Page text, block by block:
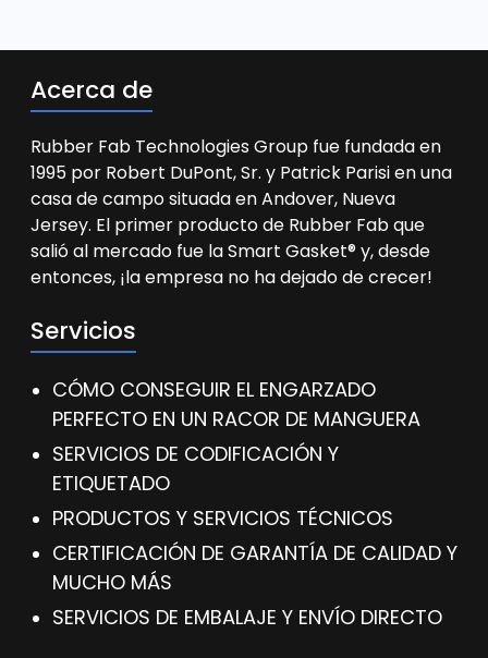
Acerca de
Rubber Fab Technologies Group fue fundada en
1995 por Robert DuPont, Sr. y Patrick Parisi en una
casa de campo situada en Andover, Nueva
Jersey. El primer producto de Rubber Fab que
salió al mercado fue la Smart Gasket® y, desde
entonces, ¡la empresa no ha dejado de crecer!
Servicios
CÓMO CONSEGUIR EL ENGARZADO
PERFECTO EN UN RACOR DE MANGUERA
SERVICIOS DE CODIFICACIÓN Y
ETIQUETADO
PRODUCTOS Y SERVICIOS TÉCNICOS
CERTIFICACIÓN DE GARANTÍA DE CALIDAD Y
MUCHO MÁS
SERVICIOS DE EMBALAJE Y ENVÍO DIRECTO